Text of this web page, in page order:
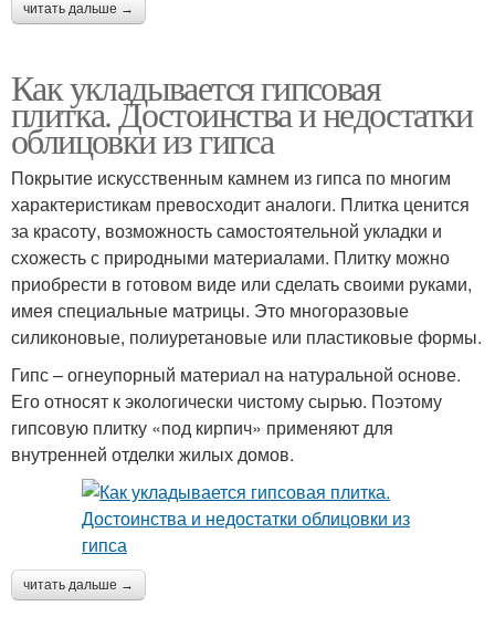
читать дальше →
Как укладывается гипсовая
плитка. Достоинства и недостатки
облицовки из гипса
Покрытие искусственным камнем из гипса по многим
характеристикам превосходит аналоги. Плитка ценится
за красоту, возможность самостоятельной укладки и
схожесть с природными материалами. Плитку можно
приобрести в готовом виде или сделать своими руками,
имея специальные матрицы. Это многоразовые
силиконовые, полиуретановые или пластиковые формы.
Гипс – огнеупорный материал на натуральной основе.
Его относят к экологически чистому сырью. Поэтому
гипсовую плитку «под кирпич» применяют для
внутренней отделки жилых домов.
читать дальше →